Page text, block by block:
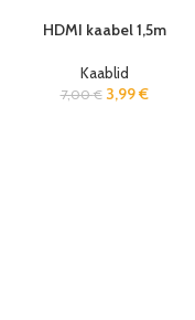
HDMI kaabel 1,5m
Kaablid
7,00€ 3,99€